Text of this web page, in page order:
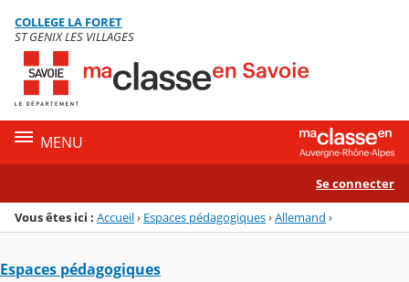
Menu de la rubrique
Contenu
COLLEGE LA FORET
ST GENIX LES VILLAGES
MENU
Se connecter
Vous êtes ici : Accueil› Espaces pédagogiques›Allemand ›
Espaces pédagogiques